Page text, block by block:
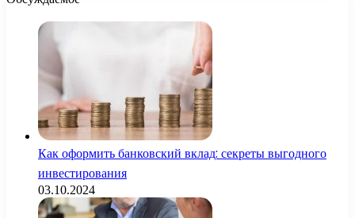
Как оформить банковский вклад: секреты выгодного
инвестирования
03.10.2024